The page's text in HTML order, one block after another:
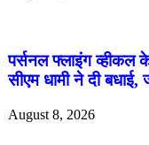
पर्सनल फ्लाइंग व्हीकल
सीएम धामी ने दी बधाई,
August 8, 2026